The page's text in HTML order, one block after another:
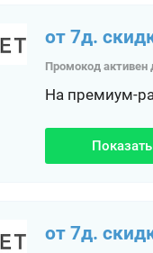
от 7д.
Промокод активен
На премиум-
от 7д.